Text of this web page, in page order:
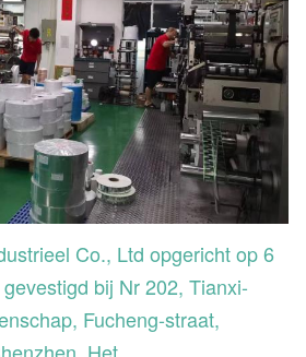
Co., Ltd opgericht op 6
bij Nr 202, Tianxi-
Fucheng-straat,